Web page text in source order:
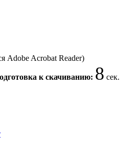
Adobe Acrobat Reader)
к скачиванию: 8 сек.